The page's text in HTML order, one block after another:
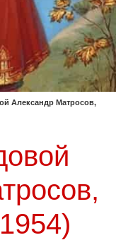
Александр Матросов,